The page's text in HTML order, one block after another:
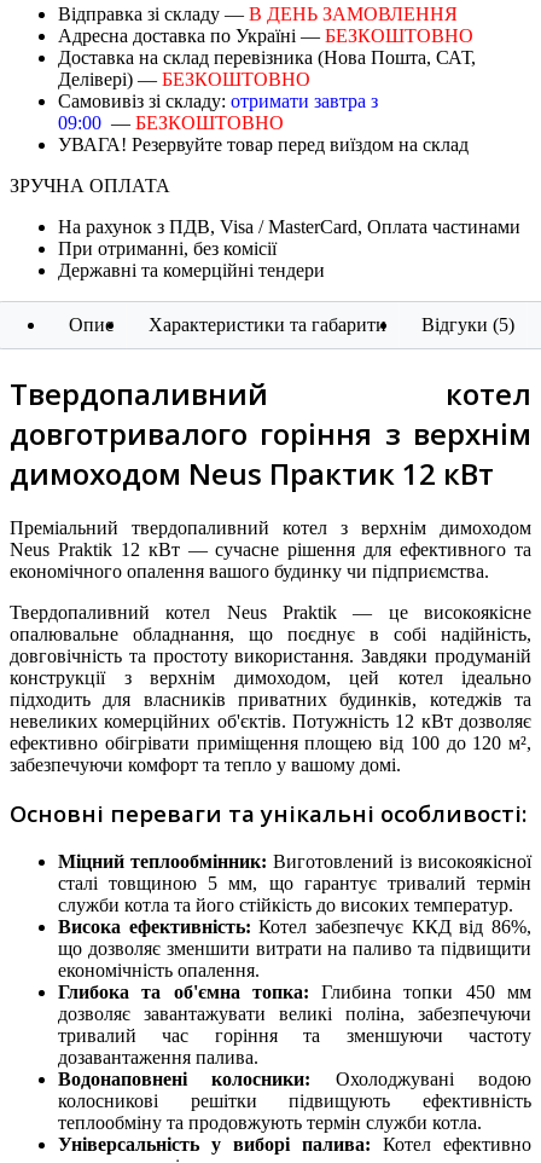
Відправка зі складу — В ДЕНЬ ЗАМОВЛЕННЯ
Адресна доставка по Україні — БЕЗКОШТОВНО
Доставка на склад перевізника (Нова Пошта, САТ,
Делівері) — БЕЗКОШТОВНО
Самовивіз зі складу: отримати завтра з
09:00 — БЕЗКОШТОВНО
УВАГА! Резервуйте товар перед виїздом на склад
ЗРУЧНА ОПЛАТА
На рахунок з ПДВ, Visa / MasterCard, Оплата частинами
При отриманні, без комісії
Державні та комерційні тендери
Опис Характеристики та габарити Відгуки (5)
Твердопаливний котел
довготривалого горіння з верхнім
димоходом Neus Практик 12 кВт
Преміальний твердопаливний котел з верхнім димоходом
Neus Praktik 12 кВт — сучасне рішення для ефективного та
економічного опалення вашого будинку чи підприємства.​
Твердопаливний котел Neus Praktik — це високоякісне
опалювальне обладнання, що поєднує в собі надійність,
довговічність та простоту використання. Завдяки продуманій
конструкції з верхнім димоходом, цей котел ідеально
підходить для власників приватних будинків, котеджів та
невеликих комерційних об'єктів. Потужність 12 кВт дозволяє
ефективно обігрівати приміщення площею від 100 до 120 м²,
забезпечуючи комфорт та тепло у вашому домі.​
Основні переваги та унікальні особливості:
Міцний теплообмінник: Виготовлений із високоякісної
сталі товщиною 5 мм, що гарантує тривалий термін
служби котла та його стійкість до високих температур.​
Висока ефективність: Котел забезпечує ККД від 86%,
що дозволяє зменшити витрати на паливо та підвищити
економічність опалення.​
Глибока та об'ємна топка: Глибина топки 450 мм
дозволяє завантажувати великі поліна, забезпечуючи
тривалий час горіння та зменшуючи частоту
дозавантаження палива.​
Водонаповнені колосники: Охолоджувані водою
колосникові решітки підвищують ефективність
теплообміну та продовжують термін служби котла.​
Універсальність у виборі палива: Котел ефективно